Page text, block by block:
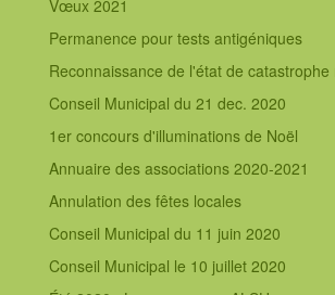
Vœux 2021
Permanence pour tests antigéniques
Reconnaissance de l'état de catastrophe
Conseil Municipal du 21 dec. 2020
1er concours d'illuminations de Noël
Annuaire des associations 2020-2021
Annulation des fêtes locales
Conseil Municipal du 11 juin 2020
Conseil Municipal le 10 juillet 2020